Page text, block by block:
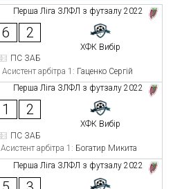
Перша Ліга ЗЛФЛ з футзалу 2022
6 2
ХФК Вибір
ПС ЗАБ
Асистент арбітра 1: Гаценко Сергій
Перша Ліга ЗЛФЛ з футзалу 2022
1 2
ХФК Вибір
ПС ЗАБ
Асистент арбітра 1: Богатир Микита
Перша Ліга ЗЛФЛ з футзалу 2022